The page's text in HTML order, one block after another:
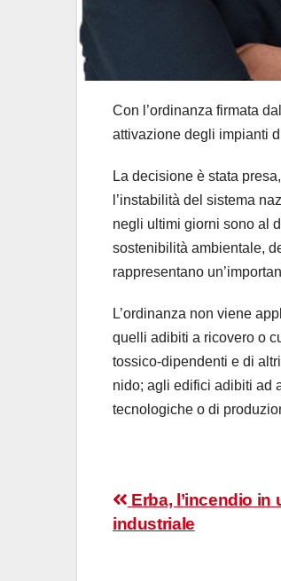
Con l’ordinanza firmata
attivazione degli impianti
La decisione è stata
l’instabilità del sistema
negli ultimi giorni sono al
sostenibilità ambientale,
rappresentano
L’ordinanza non viene
quelli adibiti a ricovero o
tossico-dipendenti e di
nido; agli edifici adibiti ad
tecnologiche o di
Navigazione
articoli
Erba, l’incendio in
industriale